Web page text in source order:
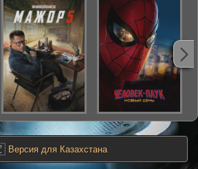
Версия для Казахстана